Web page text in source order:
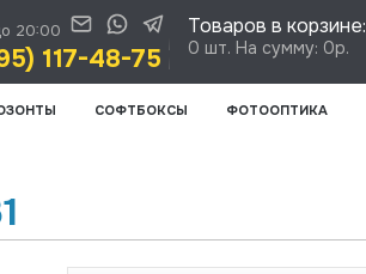
Товаров в корзине:
0 шт. На сумму: 0р.
20:00
117-48-75
СОФТБОКСЫ ФОТООПТИКА